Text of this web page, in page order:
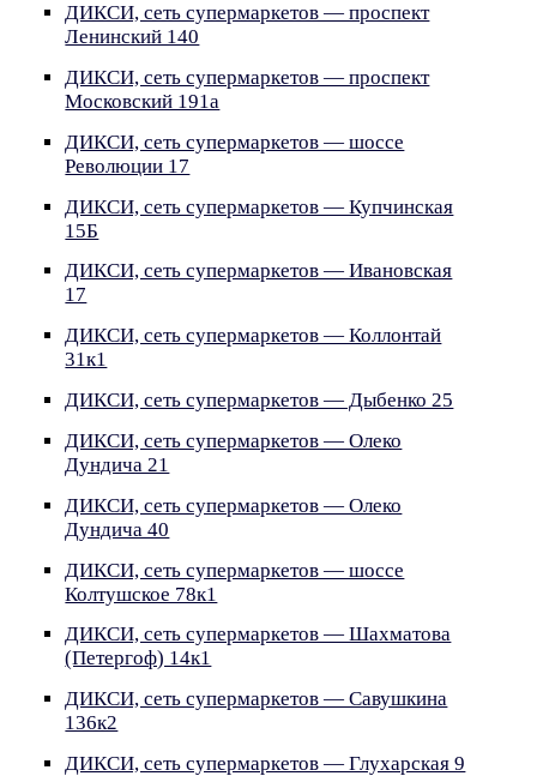
ДИКСИ, сеть супермаркетов — проспект
Ленинский 140
ДИКСИ, сеть супермаркетов — проспект
Московский 191а
ДИКСИ, сеть супермаркетов — шоссе
Революции 17
ДИКСИ, сеть супермаркетов — Купчинская
15Б
ДИКСИ, сеть супермаркетов — Ивановская
17
ДИКСИ, сеть супермаркетов — Коллонтай
31к1
ДИКСИ, сеть супермаркетов — Дыбенко 25
ДИКСИ, сеть супермаркетов — Олеко
Дундича 21
ДИКСИ, сеть супермаркетов — Олеко
Дундича 40
ДИКСИ, сеть супермаркетов — шоссе
Колтушское 78к1
ДИКСИ, сеть супермаркетов — Шахматова
(Петергоф) 14к1
ДИКСИ, сеть супермаркетов — Савушкина
136к2
ДИКСИ, сеть супермаркетов — Глухарская 9